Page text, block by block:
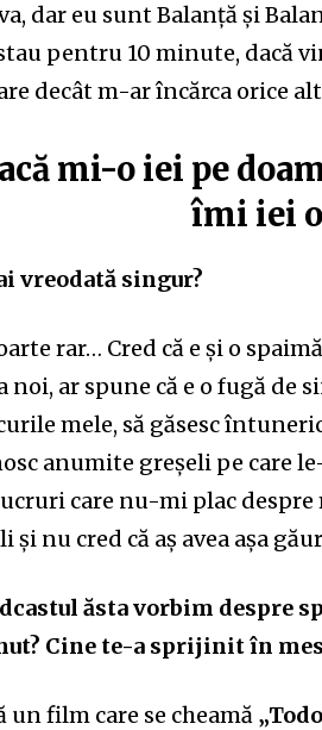
dar eu sunt Balanță și
pentru 10 minute, dacă
decât m-ar încărca orice
mi-o iei pe
îmi iei
vreodată singur?
rar… Cred că e și o
noi, ar spune că e o fugă de
mele, să găsesc
anumite greșeli pe care
care nu-mi plac despre
și nu cred că aș avea așa
ăsta vorbim despre
Cine te-a sprijinit în
un film care se cheamă